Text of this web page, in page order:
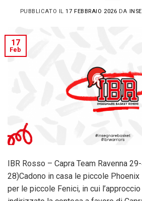
PUBBLICATO IL17 FEBBRAIO 2026 DA
17
Feb
IBR Rosso – Capra Team Ravenna
28)Cadono in casa le piccole
per le piccole Fenici, in cui